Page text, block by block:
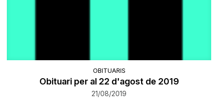
OBITUARIS
Obituari per al 22 d'agost de 2019
21/08/2019